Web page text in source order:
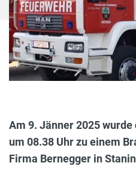
Am 9. Jänner 2025
um 08.38 Uhr zu einem
Firma Bernegger in